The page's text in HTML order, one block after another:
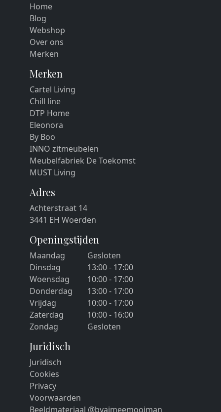
Home
Blog
Webshop
Over ons
Merken
Merken
Cartel Living
Chill line
DTP Home
Eleonora
By Boo
INNO zitmeubelen
Meubelfabriek De Toekomst
MUST Living
Adres
Achterstraat 14
3441 EH Woerden
Openingstijden
Maandag
Gesloten
Dinsdag
13:00 - 17:00
Woensdag
10:00 - 17:00
Donderdag
13:00 - 17:00
Vrijdag
10:00 - 17:00
Zaterdag
10:00 - 16:00
Zondag
Gesloten
Juridisch
Juridisch
Cookies
Privacy
Voorwaarden
Beeldmateriaal @byaimeemooiman